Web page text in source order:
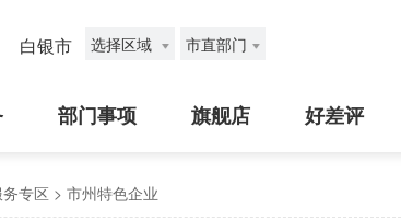
白银市 选择区域 市直部门
部门事项 旗舰店 好差评
专区 > 市州特色企业